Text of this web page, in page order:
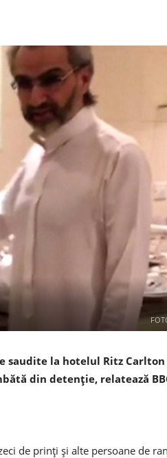
așteaptă? – O analiză
Nvidia
la hotelul Ritz Carlton
din detenție, relatează
de prinți și alte persoane de